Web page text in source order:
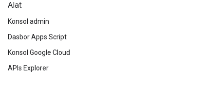
Alat
Konsol admin
Dasbor Apps Script
Konsol Google Cloud
APIs Explorer